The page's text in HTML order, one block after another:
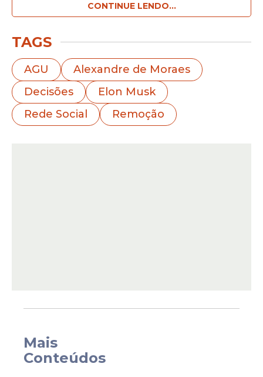
Receba as notícias exclusivas do
de Prefeiturapelo nosso canal.
Para o órgão, há suspeita de ocorrência de
crimes contra o Estado Democrático de
Direito e contra as instituições.
foi divulgada pelo jornalista Michael
conhecido como "Twitter Files". Nas
postagens, foram reproduzidas partes de
decisões sigilosas proferidas por Moraes
CONTINUE LENDO...
TAGS
AGU
Alexandre de Moraes
Decisões
Elon Musk
Rede Social
Remoção
Mais
Conteúdos